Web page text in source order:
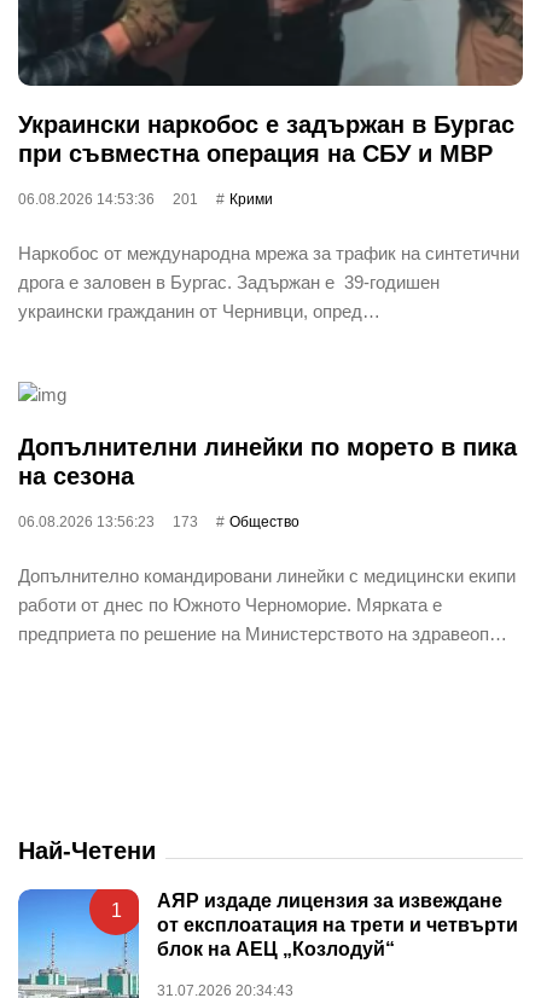
Украински наркобос е задържан в Бургас
при съвместна операция на СБУ и МВР
06.08.2026 14:53:36 201 Крими
Наркобос от международна мрежа за трафик на синтетични
дрога е заловен в Бургас. Задържан е 39-годишен
украински гражданин от Чернивци, опред…
Допълнителни линейки по морето в пика
на сезона
06.08.2026 13:56:23 173 Общество
Допълнително командировани линейки с медицински екипи
работи от днес по Южното Черноморие. Мярката е
предприета по решение на Министерството на здравеоп…
Най-Четени
1
АЯР издаде лицензия за извеждане
от експлоатация на трети и четвърти
блок на АЕЦ „Козлодуй“
31.07.2026 20:34:43